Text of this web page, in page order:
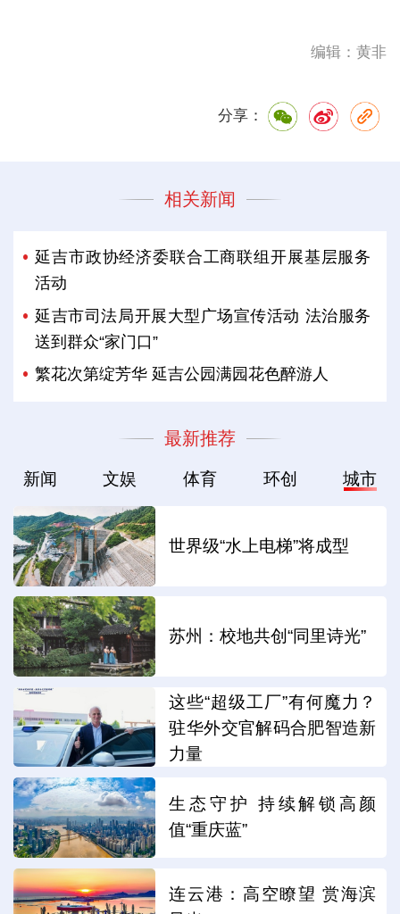
编辑：黄非
分享：
相关新闻
延吉市政协经济委联合工商联组开展基层服务
活动
延吉市司法局开展大型广场宣传活动 法治服务
送到群众“家门口”
繁花次第绽芳华 延吉公园满园花色醉游人
最新推荐
新闻 文娱 体育 环创 城市
世界级“水上电梯”将成型
苏州：校地共创“同里诗光”
这些“超级工厂”有何魔力？
驻华外交官解码合肥智造新
力量
生态守护 持续解锁高颜
值“重庆蓝”
连云港：高空瞭望 赏海滨